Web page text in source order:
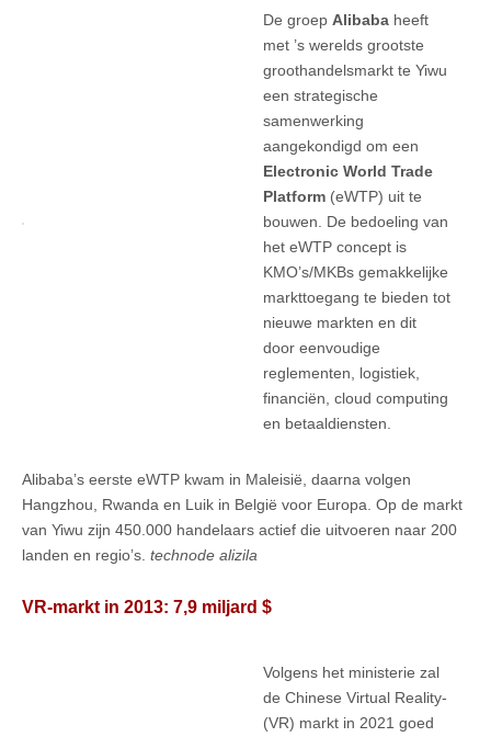
De groepAlibaba heeft
met ’s werelds grootste
groothandelsmarkt te Yiwu
een strategische
samenwerking
aangekondigd om een
Electronic World Trade
Platform (eWTP) uit te
bouwen. De bedoeling van
het eWTP concept is
KMO’s/MKBs gemakkelijke
markttoegang te bieden tot
nieuwe markten en dit
door eenvoudige
reglementen, logistiek,
financiën, cloud computing
en betaaldiensten.
Alibaba’s eerste eWTP kwam in Maleisië, daarna volgen
Hangzhou, Rwanda en Luik in België voor Europa. Op de markt
van Yiwu zijn 450.000 handelaars actief die uitvoeren naar 200
landen en regio’s. technode alizila
VR-markt in 2013: 7,9 miljard $
Volgens het ministerie zal
de Chinese Virtual Reality-
(VR) markt in 2021 goed